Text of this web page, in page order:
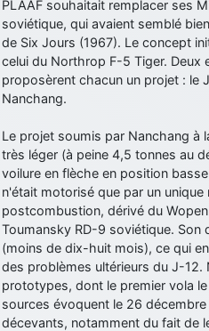
d9pouces : mais tu peux tenter
comme le Prytanée dans la Sarthe,
d9pouces: C'est plutôt après le
scientifique, tu as donc encore un
yaellerigolow
le lycée pour s'orienter et pouvoir
d9pouces: lesquels, par exemple ?
mahmoud: bonsoir, très instructif
les photo des anciens appareils de
d9pouces: Ça me casse quand
jericho: Pour moi tout est à
d9pouces
: En espérant n’avoir
au passage !
PLAAF souhaitait remplacer ses
soviétique, qui avaient semblé
de Six Jours (1967). Le concept
celui du Northrop F-5 Tiger. Deux
proposèrent chacun un projet : le
Nanchang.
Le projet soumis par Nanchang à
très léger (à peine 4,5 tonnes au
voilure en flèche en position
n'était motorisé que par un
postcombustion, dérivé du
Toumansky RD-9 soviétique.
(moins de dix-huit mois), ce qui
des problèmes ultérieurs du J-
prototypes, dont le premier vola
sources évoquent le 26
décevants, notamment du fait de